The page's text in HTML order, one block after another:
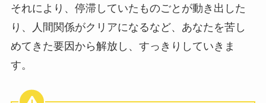
それにより、停滞していたものごとが動き出した
り、人間関係がクリアになるなど、あなたを苦し
めてきた要因から解放し、すっきりしていきま
す。